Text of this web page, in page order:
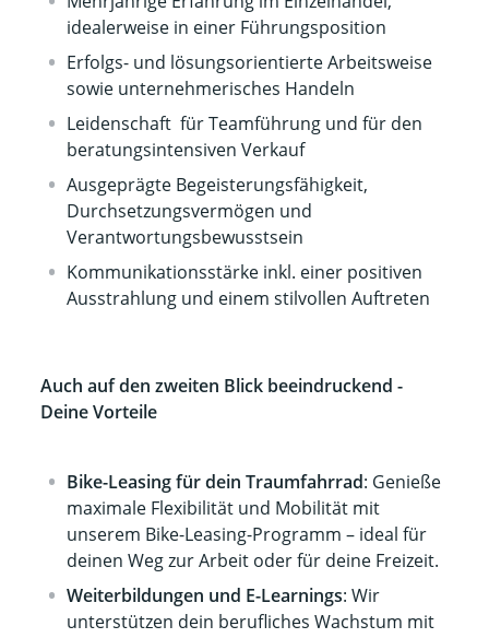
idealerweise in einer Führungsposition
Erfolgs- und lösungsorientierte Arbeitsweise
sowie unternehmerisches Handeln
Leidenschaft für Teamführung und für den
beratungsintensiven Verkauf
Ausgeprägte Begeisterungsfähigkeit,
Durchsetzungsvermögen und
Verantwortungsbewusstsein
Kommunikationsstärke inkl. einer positiven
Ausstrahlung und einem stilvollen Auftreten
Auch auf den zweiten Blick beeindruckend -
Deine Vorteile
Bike-Leasing für dein Traumfahrrad: Genieße
maximale Flexibilität und Mobilität mit
unserem Bike-Leasing-Programm – ideal für
deinen Weg zur Arbeit oder für deine Freizeit.
Weiterbildungen und E-Learnings: Wir
unterstützen dein berufliches Wachstum mit